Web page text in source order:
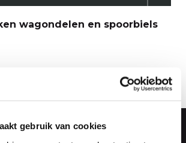
gebruik van cookies
wagondelen en spoorbiels